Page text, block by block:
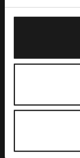
Spedizioni